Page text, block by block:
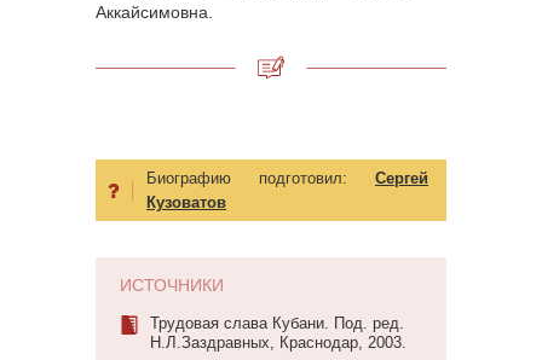
Аккайсимовна.
Биографию подготовил: Сергей
Кузоватов
ИСТОЧНИКИ
Трудовая слава Кубани. Под. ред.
Н.Л.Заздравных, Краснодар, 2003.